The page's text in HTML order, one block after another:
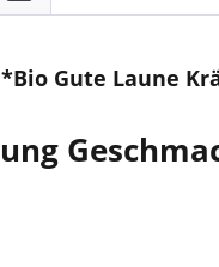
Gute Laune